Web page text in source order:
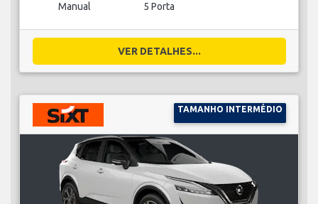
Manual 5 Porta
VER DETALHES...
TAMANHO INTERMÉDIO